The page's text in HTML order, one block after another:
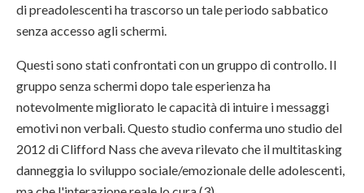
di preadolescenti ha trascorso un tale periodo sabbatico
senza accesso agli schermi.
Questi sono stati confrontati con un gruppo di controllo. Il
gruppo senza schermi dopo tale esperienza ha
notevolmente migliorato le capacità di intuire i messaggi
emotivi non verbali. Questo studio conferma uno studio del
2012 di Clifford Nass che aveva rilevato che il multitasking
danneggia lo sviluppo sociale/emozionale delle adolescenti,